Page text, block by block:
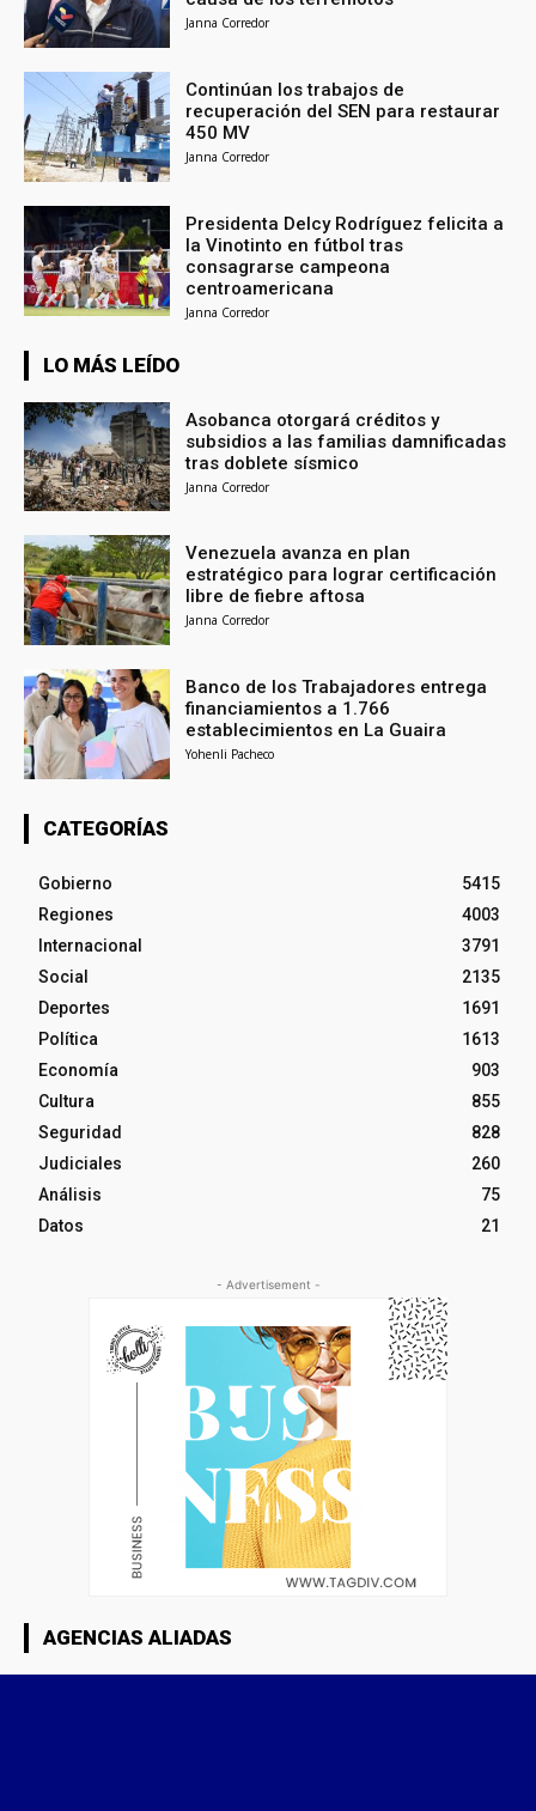
Janna Corredor
Continúan los trabajos de
recuperación del SEN para restaurar
450 MV
Janna Corredor
Presidenta Delcy Rodríguez felicita a
la Vinotinto en fútbol tras
consagrarse campeona
centroamericana
Janna Corredor
LO MÁS LEÍDO
Asobanca otorgará créditos y
subsidios a las familias damnificadas
tras doblete sísmico
Janna Corredor
Venezuela avanza en plan
estratégico para lograr certificación
libre de fiebre aftosa
Janna Corredor
Banco de los Trabajadores entrega
financiamientos a 1.766
establecimientos en La Guaira
Yohenli Pacheco
CATEGORÍAS
Gobierno
5415
Regiones
4003
Internacional
3791
Social
2135
Deportes
1691
Política
1613
Economía
903
Cultura
855
Seguridad
828
Judiciales
260
Análisis
75
Datos
21
- Advertisement -
AGENCIAS ALIADAS